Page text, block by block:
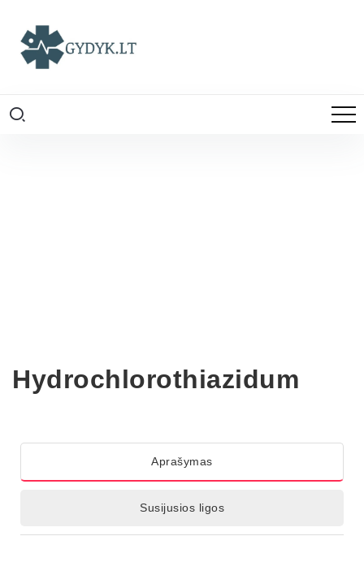
Hydrochlorothiazidum
Aprašymas
Susijusios ligos